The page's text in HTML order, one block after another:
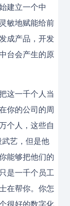
建立一个中
敏地赋能给前
成产品，开发
台会产生的原
这一千个人当
你的公司的周
个人，这些自
艺，但是他
能够把他们的
是一千个员工
在帮你。你怎
很好的数字化